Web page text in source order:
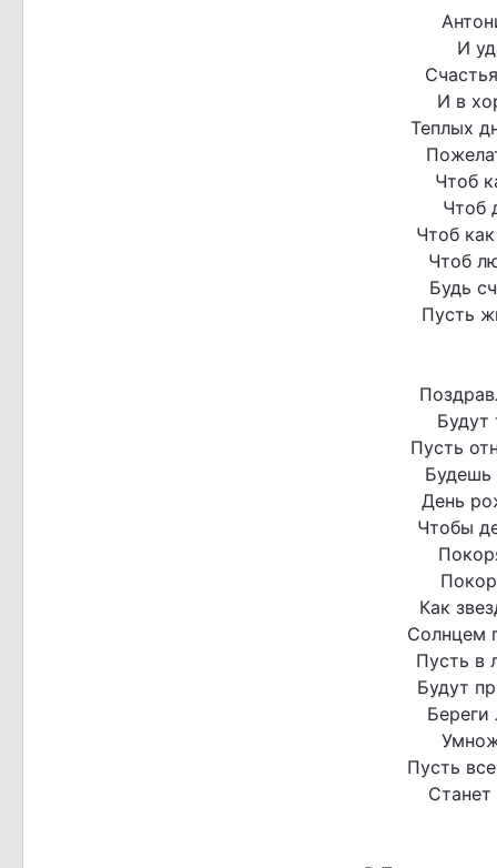
И
И в
Теплых
Чтоб
Чтоб
Чтоб
Чтоб
Будь
Пусть
Будут
Пусть
Будешь
День
Чтобы
Как
Солнцем
Пусть в
Будут
Береги
Пусть